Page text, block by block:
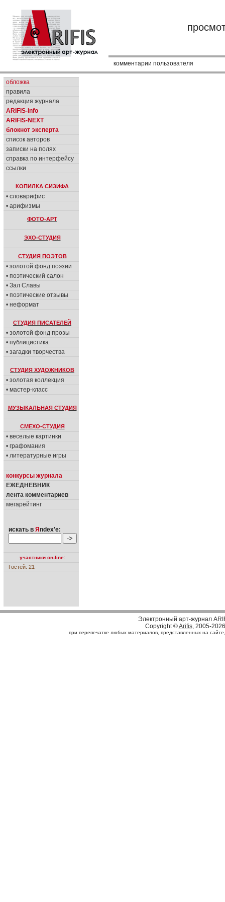
комментарии пользователя
обложка
правила
редакция журнала
ARIFIS-info
ARIFIS-NEXT
блокнот эксперта
список авторов
записки на полях
справка по интерфейсу
ссылки
КОПИЛКА СИЗИФА
• словарифис
• арифизмы
ФОТО-АРТ
ЭХО-СТУДИЯ
СТУДИЯ ПОЭТОВ
• золотой фонд поэзии
• поэтический салон
• Зал Славы
• поэтические отзывы
• неформат
СТУДИЯ ПИСАТЕЛЕЙ
• золотой фонд прозы
• публицистика
• загадки творчества
СТУДИЯ ХУДОЖНИКОВ
• золотая коллекция
• мастер-класс
МУЗЫКАЛЬНАЯ СТУДИЯ
СМЕХО-СТУДИЯ
• веселые картинки
• графомания
• литературные игры
конкурсы журнала
ЕЖЕДНЕВНИК
лента комментариев
мегарейтинг
искать в Я ndex'е:
участники on-line:
Гостей: 21
Электронный арт-журнал
Copyright ©Arifis, 2005-2026
при перепечатке любых материалов, представленных на